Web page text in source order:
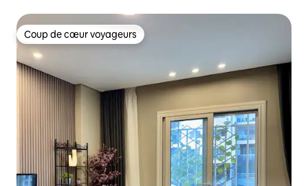
Coup de cœur voyageurs
Coup de cœur voyageurs